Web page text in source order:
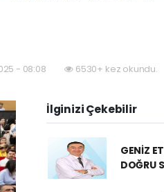
- 08:08 6530+ kez okundu.
İlginizi Çekebilir
GENİZ
DOĞRU